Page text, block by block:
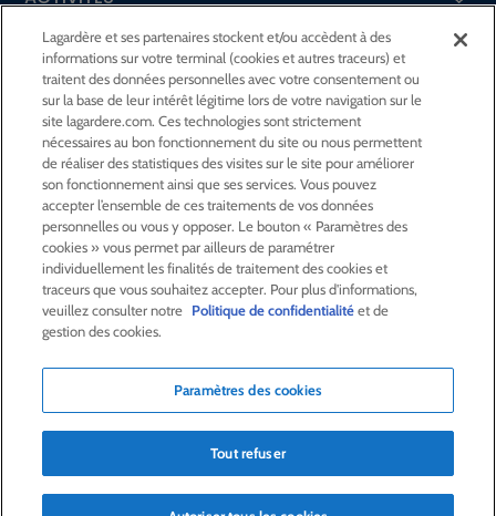
ACTIONNAIRES &INVESTISSEURS
LA RSECHEZ LAGARDÈRE
LA FONDATIONJEAN‑LUC LAGARDÈRE
CENTRE PRESSE
NOUS REJOINDRE
Alerte e-mail
Commande de publication
Plan du site
Nous contacter
Mentions légales
Politique de confidentialité
Déclaration d’accessibilité
Lagardère et ses partenaires stockent et/ou accèdent à des
informations sur votre terminal (cookies et autres traceurs) et
traitent des données personnelles avec votre consentement ou
sur la base de leur intérêt légitime lors de votre navigation sur le
site lagardere.com. Ces technologies sont strictement
nécessaires au bon fonctionnement du site ou nous permettent
de réaliser des statistiques des visites sur le site pour améliorer
son fonctionnement ainsi que ses services. Vous pouvez
accepter l’ensemble de ces traitements de vos données
personnelles ou vous y opposer. Le bouton « Paramètres des
cookies » vous permet par ailleurs de paramétrer
individuellement les finalités de traitement des cookies et
traceurs que vous souhaitez accepter. Pour plus d'informations,
veuillez consulter notre Politique de confidentialitéet de
gestion des cookies.
Paramètres des cookies
Tout refuser